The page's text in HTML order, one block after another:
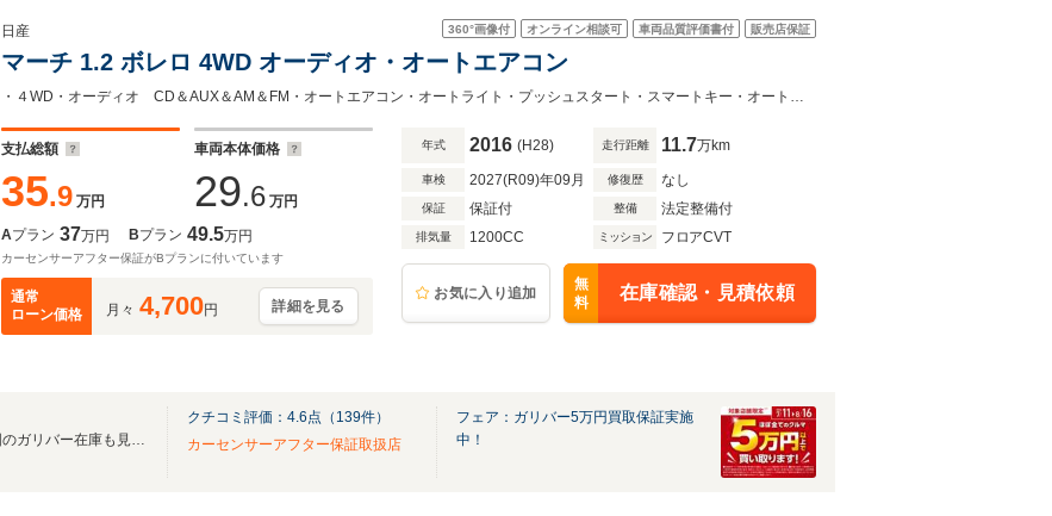
360°画像付 オンライン相談可 車両品質評価書付 販売店保証
日産
マーチ 1.2 ボレロ 4WD オーディオ・オートエアコン
・４WD・オーディオ CD＆AUX＆AM＆FM・オートエアコン・オートライト・プッシュスタート・スマートキー・オートリトラミラー・純正フロアマット・ドアバイザー
支払総額
35.9 万円
車両本体価格
29.6 万円
Aプラン 37万円 Bプラン 49.5万円
カーセンサーアフター保証がBプランに付いています
通常
ローン価格
月々 4,700円 詳細を見る
年式 2016 (H28) 走行距離 11.7万km
車検 2027(R09)年09月 修復歴 なし
保証 保証付 整備 法定整備付
排気量 1200CC ミッション フロアCVT
お気に入り追加
無
料
在庫確認・見積依頼
無料電話は24時間ご案内！！全国のガリバー在庫も見たい方は一括照会が可能です！
クチコミ評価： 4.6点（ 139件）
カーセンサーアフター保証取扱店
フェア：ガリバー5万円買取保証実施
中！